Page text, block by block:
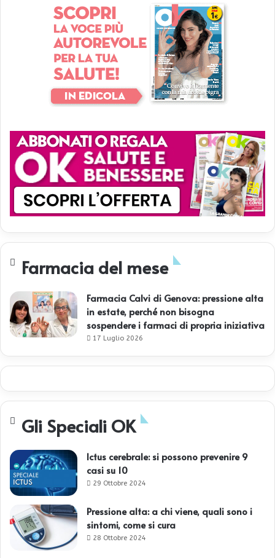
Farmacia del mese
Farmacia Calvi di Genova: pressione alta
in estate, perché non bisogna
sospendere i farmaci di propria iniziativa
17 Luglio 2026
Gli Speciali OK
Ictus cerebrale: si possono prevenire 9
casi su 10
29 Ottobre 2024
Pressione alta: a chi viene, quali sono i
sintomi, come si cura
28 Ottobre 2024